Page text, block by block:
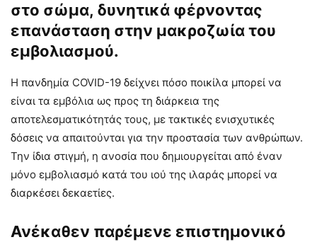
στο σώμα, δυνητικά φέρνοντας
επανάσταση στην μακροζωία του
εμβολιασμού.
Η πανδημία COVID-19 δείχνει πόσο ποικίλα μπορεί να
είναι τα εμβόλια ως προς τη διάρκεια της
αποτελεσματικότητάς τους, με τακτικές ενισχυτικές
δόσεις να απαιτούνται για την προστασία των ανθρώπων.
Την ίδια στιγμή, η ανοσία που δημιουργείται από έναν
μόνο εμβολιασμό κατά του ιού της ιλαράς μπορεί να
διαρκέσει δεκαετίες.
Ανέκαθεν παρέμενε επιστημονικό